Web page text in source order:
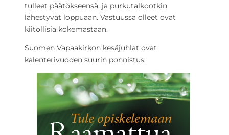
tulleet päätökseensä, ja purkutalkootkin
lähestyvät loppuaan. Vastuussa olleet ovat
kiitollisia kokemastaan.
Suomen Vapaakirkon kesäjuhlat ovat
kalenterivuoden suurin ponnistus.